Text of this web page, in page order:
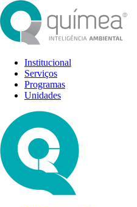
Institucional
Serviços
Programas
Unidades